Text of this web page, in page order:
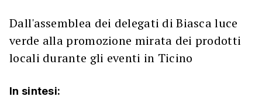
Dall'assemblea dei delegati di Biasca luce
verde alla promozione mirata dei prodotti
locali durante gli eventi in Ticino
In sintesi: